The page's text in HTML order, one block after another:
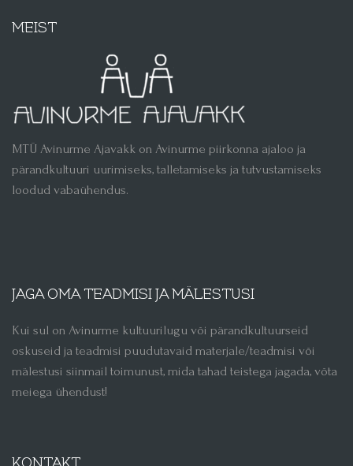
MEIST
MTÜ Avinurme Ajavakk on Avinurme piirkonna ajaloo ja
pärandkultuuri uurimiseks, talletamiseks ja tutvustamiseks
loodud vabaühendus.
JAGA OMA TEADMISI JA MÄLESTUSI
Kui sul on Avinurme kultuurilugu või pärandkultuurseid
oskuseid ja teadmisi puudutavaid materjale/teadmisi või
mälestusi siinmail toimunust, mida tahad teistega jagada, võta
meiega ühendust!